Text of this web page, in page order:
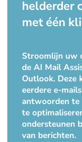
helderder
met één
Stroomlijn uw
de AI Mail
Outlook. Deze
eerdere e-
antwoorden te
te
ondersteunen
van berichten.